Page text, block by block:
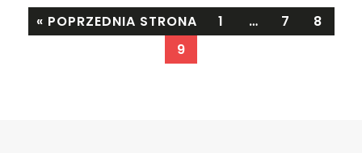
« POPRZEDNIA STRONA 1 … 7
8
9